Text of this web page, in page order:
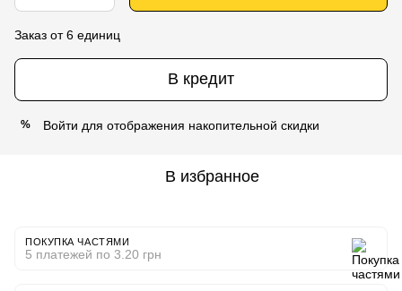
Заказ от 6 единиц
В кредит
% Войти для отображения накопительной скидки
В избранное
ПОКУПКА ЧАСТЯМИ
5 платежей по 3.20 грн